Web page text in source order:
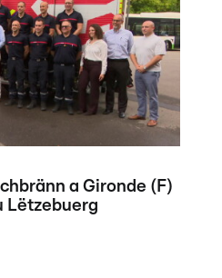
a Gironde (F)
Lëtzebuerg